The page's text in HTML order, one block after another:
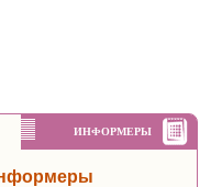
ИНФОРМЕРЫ